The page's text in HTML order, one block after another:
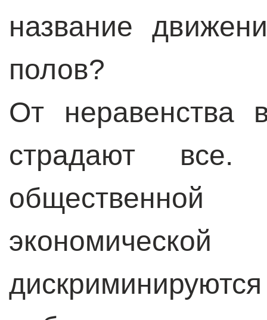
название
полов?
От неравенства
страдают